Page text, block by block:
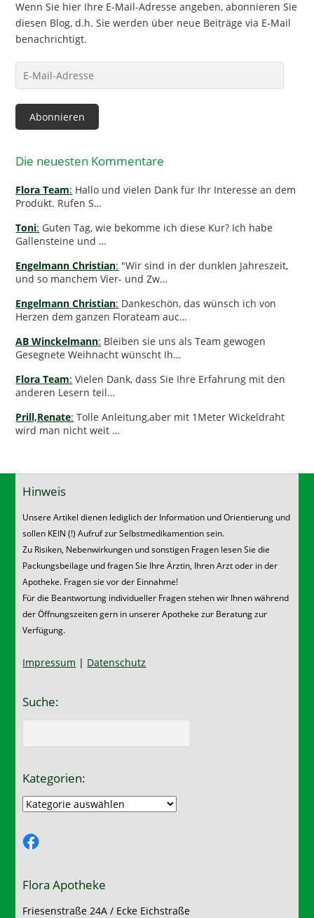
Wenn Sie hier Ihre E-Mail-Adresse angeben, abonnieren Sie
diesen Blog, d.h. Sie werden über neue Beiträge via E-Mail
benachrichtigt.
Mail-
Adresse
Abonnieren
Die neuesten Kommentare
Flora Team: Hallo und vielen Dank für Ihr Interesse an dem
Produkt. Rufen S…
Toni: Guten Tag, wie bekomme ich diese Kur? Ich habe
Gallensteine und …
Engelmann Christian: "Wir sind in der dunklen Jahreszeit,
und so manchem Vier- und Zw…
Engelmann Christian: Dankeschön, das wünsch ich von
Herzen dem ganzen Florateam auc…
AB Winckelmann: Bleiben sie uns als Team gewogen
Gesegnete Weihnacht wünscht Ih…
Flora Team: Vielen Dank, dass Sie Ihre Erfahrung mit den
anderen Lesern teil…
Prill,Renate: Tolle Anleitung,aber mit 1Meter Wickeldraht
wird man nicht weit …
Hinweis
Unsere Artikel dienen lediglich der Information und Orientierung und
sollen KEIN (!) Aufruf zur Selbstmedikamention sein.
Zu Risiken, Nebenwirkungen und sonstigen Fragen lesen Sie die
Packungsbeilage und fragen Sie Ihre Ärztin, Ihren Arzt oder in der
Apotheke. Fragen sie vor der Einnahme!
Für die Beantwortung individueller Fragen stehen wir Ihnen während
der Öffnungszeiten gern in unserer Apotheke zur Beratung zur
Verfügung.
Impressum | Datenschutz
Suche:
Kategorien:
Kategorien:
Flora Apotheke
Friesenstraße 24A / Ecke Eichstraße